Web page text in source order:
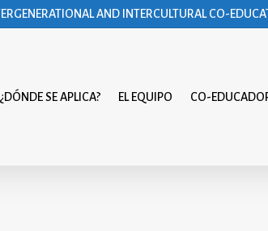
AND INTERCULTURAL CO-
¿DÓNDE SE APLICA? EL EQUIPO CO-